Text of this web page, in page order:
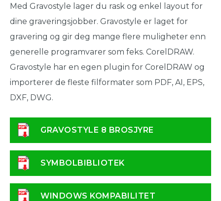
Med Gravostyle lager du rask og enkel layout for
dine graveringsjobber. Gravostyle er laget for
gravering og gir deg mange flere muligheter enn
generelle programvarer som feks. CorelDRAW.
Gravostyle har en egen plugin for CorelDRAW og
importerer de fleste filformater som PDF, AI, EPS,
DXF, DWG.
GRAVOSTYLE 8 BROSJYRE
SYMBOLBIBLIOTEK
WINDOWS KOMPABILITET